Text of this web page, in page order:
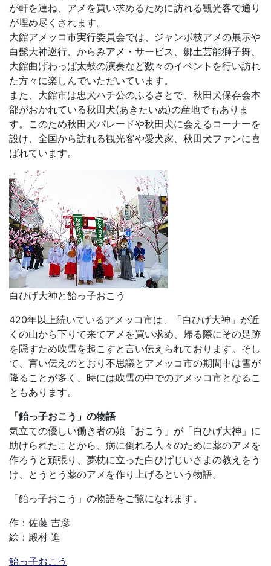
が軒を連ね、アメを買い求めるために訪れる観光客で通り
が埋め尽くされます。
大館アメッコ市実行委員会では、ジャンボ枝アメの展示や
白髭大神巡行、からみアメ・サービス、郷土芸能獅子舞、
大館曲げわっぱ太鼓の演奏など数々のイベントを行い訪れ
た方々に楽しんでいただいています。
また、大館市は忠犬ハチ公のふるさとで、秋田犬保存会本
部がおかれている秋田犬(あきたいぬ)の産地でもありま
す。このため秋田犬パレードや秋田犬に会えるコーナーを
設け、全国から訪れる観光客や愛犬家、秋田犬ファンに喜
ばれています。
白ひげ大神と飴っ子おこう
420年以上続いているアメッコ市は、「白ひげ大神」が近
くの山から下りて来てアメを買い求め、帰る際にその足跡
を隠すため吹雪を起こすと言い伝えられております。そし
て、言い伝えのとおり不思議とアメッコ市の期間中は雪が
降ることが多く、時には吹雪の中でのアメッコ市となるこ
ともあります。
「飴っ子おこう」の物語
気立ての優しい働き者の娘「おこう」が「白ひげ大神」に
助けられたことから、病に倒れる人々のために薬のアメを
作ろうと頑張り、夢枕に立った白ひげじいさまの教えをう
け、とうとう薬のアメを作り上げるという物語。
「飴っ子おこう」の物語をご覧になれます。
作：佐藤 吉彦
絵：殿村 進
飴っ子おこう